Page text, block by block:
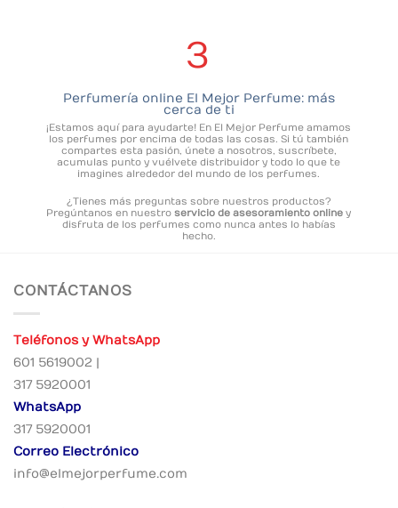
3
Perfumería online El Mejor Perfume: más
cerca de ti
¡Estamos aquí para ayudarte! En El Mejor Perfume amamos
los perfumes por encima de todas las cosas. Si tú también
compartes esta pasión, únete a nosotros, suscríbete,
acumulas punto y vuélvete distribuidor y todo lo que te
imagines alrededor del mundo de los perfumes.
¿Tienes más preguntas sobre nuestros productos?
Pregúntanos en nuestroservicio de asesoramiento online y
disfruta de los perfumes como nunca antes lo habías
hecho.
CONTÁCTANOS
Teléfonos y WhatsApp
601 5619002 |
317 5920001
WhatsApp
317 5920001
Correo Electrónico
info@elmejorperfume.com